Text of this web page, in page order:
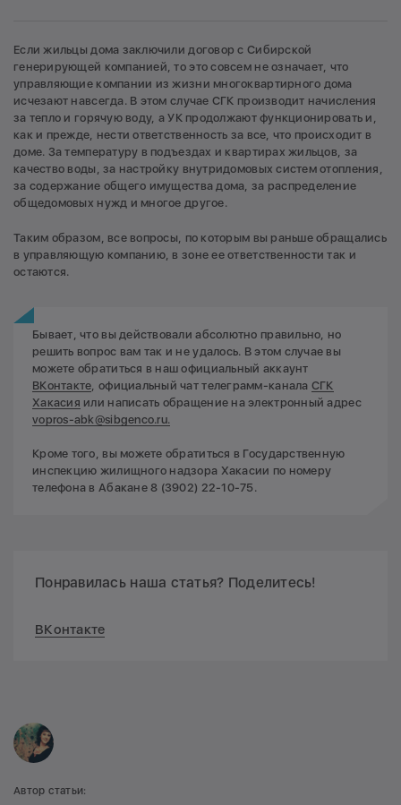
Если жильцы дома заключили договор с Сибирской
генерирующей компанией, то это совсем не означает, что
управляющие компании из жизни многоквартирного дома
исчезают навсегда. В этом случае СГК производит начисления
за тепло и горячую воду, а УК продолжают функционировать и,
как и прежде, нести ответственность за все, что происходит в
доме. За температуру в подъездах и квартирах жильцов, за
качество воды, за настройку внутридомовых систем отопления,
за содержание общего имущества дома, за распределение
общедомовых нужд и многое другое.
Таким образом, все вопросы, по которым вы раньше обращались
в управляющую компанию, в зоне ее ответственности так и
остаются.
Бывает, что вы действовали абсолютно правильно, но
решить вопрос вам так и не удалось. В этом случае вы
можете обратиться в наш официальный аккаунт
ВКонтакте , официальный чат телеграмм-канала СГК
Хакасия или написать обращение на электронный адрес
vopros-abk@sibgenco.ru.
Кроме того, вы можете обратиться в Государственную
инспекцию жилищного надзора Хакасии по номеру
телефона в Абакане 8 (3902) 22-10-75.
Понравилась наша статья? Поделитесь!
ВКонтакте
Автор статьи: